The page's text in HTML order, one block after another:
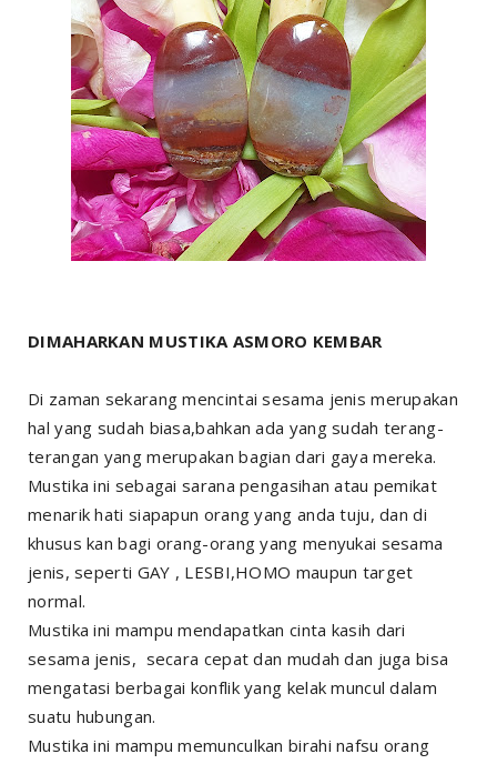
DIMAHARKAN MUSTIKA ASMORO KEMBAR
Di zaman sekarang mencintai sesama jenis merupakan
hal yang sudah biasa,bahkan ada yang sudah terang-
terangan yang merupakan bagian dari gaya mereka.
Mustika ini sebagai sarana pengasihan atau pemikat
menarik hati siapapun orang yang anda tuju, dan di
khusus kan bagi orang-orang yang menyukai sesama
jenis, seperti GAY , LESBI,HOMO maupun target
normal.
Mustika ini mampu mendapatkan cinta kasih dari
sesama jenis, secara cepat dan mudah dan juga bisa
mengatasi berbagai konflik yang kelak muncul dalam
suatu hubungan.
Mustika ini mampu memunculkan birahi nafsu orang